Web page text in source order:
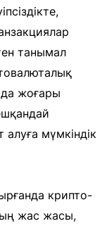
танымал
жоғары
мүмкіндік
крипто-
жас жасы,